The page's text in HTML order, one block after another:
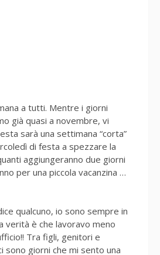
a tutti. Mentre i giorni
già quasi a novembre, vi
sarà una settimana “corta”
di festa a spezzare la
aggiungeranno due giorni
per una piccola vacanzina …
qualcuno, io sono sempre in
verità è che lavoravo meno
Tra figli, genitori e
sono giorni che mi sento una